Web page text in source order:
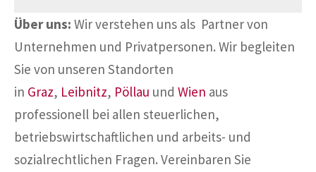
Über uns: Wir verstehen uns als Partner von
Unternehmen und Privatpersonen. Wir begleiten
Sie von unseren Standorten
in Graz, Leibnitz, Pöllau und Wien aus
professionell bei allen steuerlichen,
betriebswirtschaftlichen und arbeits- und
sozialrechtlichen Fragen. Vereinbaren Sie